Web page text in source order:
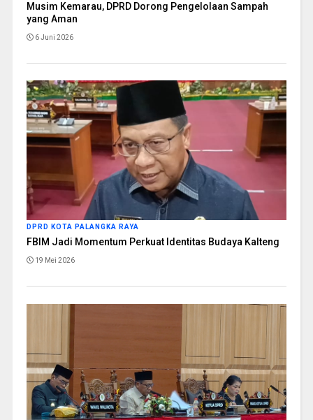
Musim Kemarau, DPRD Dorong Pengelolaan Sampah
yang Aman
6 Juni 2026
DPRD KOTA PALANGKA RAYA
FBIM Jadi Momentum Perkuat Identitas Budaya Kalteng
19 Mei 2026